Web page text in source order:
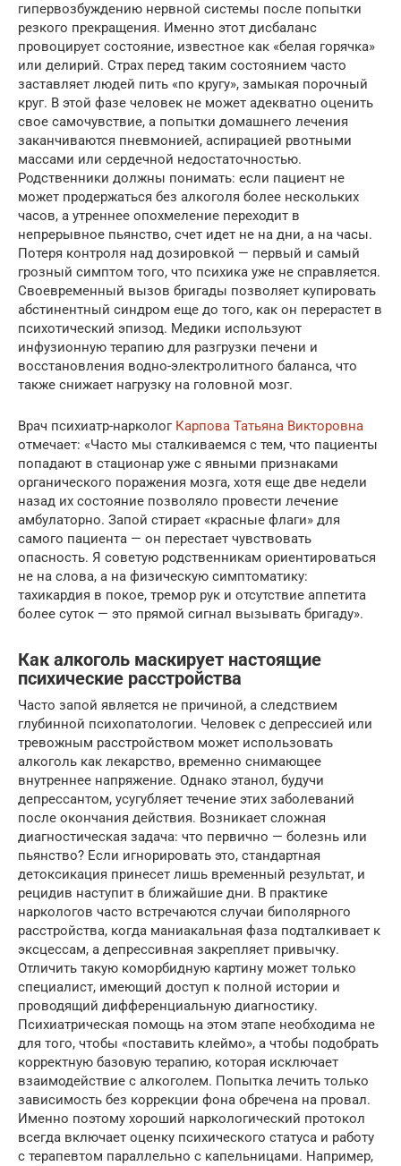
гипервозбуждению нервной системы после попытки
резкого прекращения. Именно этот дисбаланс
провоцирует состояние, известное как «белая горячка»
или делирий. Страх перед таким состоянием часто
заставляет людей пить «по кругу», замыкая порочный
круг. В этой фазе человек не может адекватно оценить
свое самочувствие, а попытки домашнего лечения
заканчиваются пневмонией, аспирацией рвотными
массами или сердечной недостаточностью.
Родственники должны понимать: если пациент не
может продержаться без алкоголя более нескольких
часов, а утреннее опохмеление переходит в
непрерывное пьянство, счет идет не на дни, а на часы.
Потеря контроля над дозировкой — первый и самый
грозный симптом того, что психика уже не справляется.
Своевременный вызов бригады позволяет купировать
абстинентный синдром еще до того, как он перерастет в
психотический эпизод. Медики используют
инфузионную терапию для разгрузки печени и
восстановления водно-электролитного баланса, что
также снижает нагрузку на головной мозг.
Врач психиатр-нарколог Карпова Татьяна Викторовна
отмечает: «Часто мы сталкиваемся с тем, что пациенты
попадают в стационар уже с явными признаками
органического поражения мозга, хотя еще две недели
назад их состояние позволяло провести лечение
амбулаторно. Запой стирает «красные флаги» для
самого пациента — он перестает чувствовать
опасность. Я советую родственникам ориентироваться
не на слова, а на физическую симптоматику:
тахикардия в покое, тремор рук и отсутствие аппетита
более суток — это прямой сигнал вызывать бригаду».
Как алкоголь маскирует настоящие
психические расстройства
Часто запой является не причиной, а следствием
глубинной психопатологии. Человек с депрессией или
тревожным расстройством может использовать
алкоголь как лекарство, временно снимающее
внутреннее напряжение. Однако этанол, будучи
депрессантом, усугубляет течение этих заболеваний
после окончания действия. Возникает сложная
диагностическая задача: что первично — болезнь или
пьянство? Если игнорировать это, стандартная
детоксикация принесет лишь временный результат, и
рецидив наступит в ближайшие дни. В практике
наркологов часто встречаются случаи биполярного
расстройства, когда маниакальная фаза подталкивает к
эксцессам, а депрессивная закрепляет привычку.
Отличить такую коморбидную картину может только
специалист, имеющий доступ к полной истории и
проводящий дифференциальную диагностику.
Психиатрическая помощь на этом этапе необходима не
для того, чтобы «поставить клеймо», а чтобы подобрать
корректную базовую терапию, которая исключает
взаимодействие с алкоголем. Попытка лечить только
зависимость без коррекции фона обречена на провал.
Именно поэтому хороший наркологический протокол
всегда включает оценку психического статуса и работу
с терапевтом параллельно с капельницами. Например,